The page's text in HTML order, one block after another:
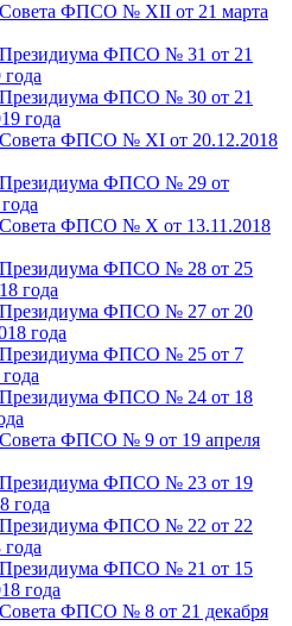
Совета ФПСО № XII от 21 марта
Президиума ФПСО № 31 от 21
Президиума ФПСО № 30 от 21
года
Совета ФПСО № XI от 20.12.2018
Президиума ФПСО № 29 от
Совета ФПСО № X от 13.11.2018
Президиума ФПСО № 28 от 25
года
Президиума ФПСО № 27 от 20
года
Президиума ФПСО № 25 от 7
Президиума ФПСО № 24 от 18
Совета ФПСО № 9 от 19 апреля
Президиума ФПСО № 23 от 19
года
Президиума ФПСО № 22 от 22
Президиума ФПСО № 21 от 15
года
Совета ФПСО № 8 от 21 декабря